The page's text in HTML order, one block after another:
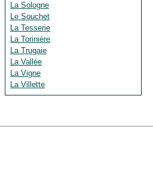
La Sologne
Le Souchet
La Tesserie
La Torinière
La Trugaie
La Vallée
La Vigne
La Villette